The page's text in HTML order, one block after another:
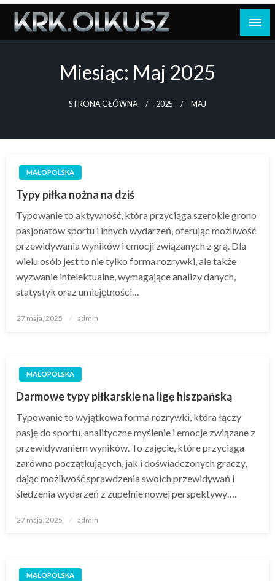
Skip
content
Miesiąc: Maj 2025
STRONA GŁÓWNA 2025 MAJ
MAŁOPOLSKA
Typy piłka nożna na dziś
Typowanie to aktywność, która przyciąga szerokie grono
pasjonatów sportu i innych wydarzeń, oferując możliwość
przewidywania wyników i emocji związanych z grą. Dla
wielu osób jest to nie tylko forma rozrywki, ale także
wyzwanie intelektualne, wymagające analizy danych,
statystyk oraz umiejętności…
Opublikowane
27 maja, 2025 admin
MAŁOPOLSKA
Darmowe typy piłkarskie na ligę hiszpańską
Typowanie to wyjątkowa forma rozrywki, która łączy
pasję do sportu, analityczne myślenie i emocje związane z
przewidywaniem wyników. To zajęcie, które przyciąga
zarówno początkujących, jak i doświadczonych graczy,
dając możliwość sprawdzenia swoich przewidywań i
śledzenia wydarzeń z zupełnie nowej perspektywy….
Opublikowane
27 maja, 2025 admin
MAŁOPOLSKA